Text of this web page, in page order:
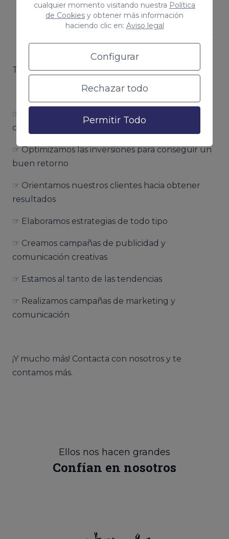
cualquier momento visitando nuestra Política
de Cookies y obtener más información
haciendo clic en: Aviso legal
Configurar
Rechazar todo
Permitir Todo
¿En qué áreas trabaja una agencia
de publicidad?
Trabajamos la publicidad de la siguiente manera:
☞ Ayudamos a que los anunciantes y
consumidores se encuentren
☞ Optimizamos las inversiones para conseguir un
buen retorno
☞ Orientamos nuestros clientes hacia obtener
resultados
☞ Elaboramos estrategias de todo tipo
☞ Creamos campañas de publicidad y
comunicación creativas
☞ Estamos al tanto de las tendencias
☞ Realizamos campañas de marketing y
comunicación
¡Y mucho más! Contacta con nosotros y te
contamos más.
Ellos nos hacen grandes
Confían en nosotros